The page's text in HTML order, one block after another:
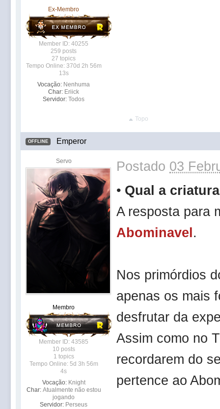
Ex-Membro
Member ID: 40255
259 posts
27 topics
Tempo Online: 370d 2h 56m
13s
Vocação: Nenhuma
Char: Eriick
Servidor: Todos
Topo
OFFLINE Emperor
Servo
Membro
Member ID: 43585
10 posts
1 topics
Tempo Online: 5d 3h 56m
4s
Vocação: Knight
Char: Atualmente não estou
jogando
Servidor: Perseus
Postado 03
• Qual a
A resposta para
Abominavel.
Nos primórdios
apenas os mais
desfrutar da
Assim como no
recordarem do
pertence ao